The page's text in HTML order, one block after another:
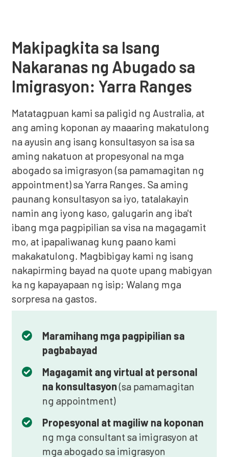
Makipagkita sa Isang
Nakaranas ng Abugado sa
Imigrasyon: Yarra Ranges
Matatagpuan kami sa paligid ng Australia, at
ang aming koponan ay maaaring makatulong
na ayusin ang isang konsultasyon sa isa sa
aming nakatuon at propesyonal na mga
abogado sa imigrasyon (sa pamamagitan ng
appointment) sa Yarra Ranges. Sa aming
paunang konsultasyon sa iyo, tatalakayin
namin ang iyong kaso, galugarin ang iba't
ibang mga pagpipilian sa visa na magagamit
mo, at ipapaliwanag kung paano kami
makakatulong. Magbibigay kami ng isang
nakapirming bayad na quote upang mabigyan
ka ng kapayapaan ng isip; Walang mga
sorpresa na gastos.
Maramihang mga pagpipilian sa
pagbabayad
Magagamit ang virtual at personal
na konsultasyon(sa pamamagitan
ng appointment)
Propesyonal at magiliw na koponan
ng mga consultant sa imigrasyon at
mga abogado sa imigrasyon